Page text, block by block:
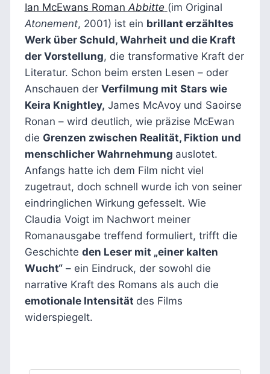
Ian McEwans Roman Abbitte (im Original
Atonement, 2001) ist ein brillant erzähltes
Werk über Schuld, Wahrheit und die Kraft
der Vorstellung, die transformative Kraft der
Literatur. Schon beim ersten Lesen – oder
Anschauen der Verfilmung mit Stars wie
Keira Knightley, James McAvoy und Saoirse
Ronan – wird deutlich, wie präzise McEwan
die Grenzen zwischen Realität, Fiktion und
menschlicher Wahrnehmung auslotet.
Anfangs hatte ich dem Film nicht viel
zugetraut, doch schnell wurde ich von seiner
eindringlichen Wirkung gefesselt. Wie
Claudia Voigt im Nachwort meiner
Romanausgabe treffend formuliert, trifft die
Geschichte den Leser mit „einer kalten
Wucht“– ein Eindruck, der sowohl die
narrative Kraft des Romans als auch die
emotionale Intensität des Films
widerspiegelt.